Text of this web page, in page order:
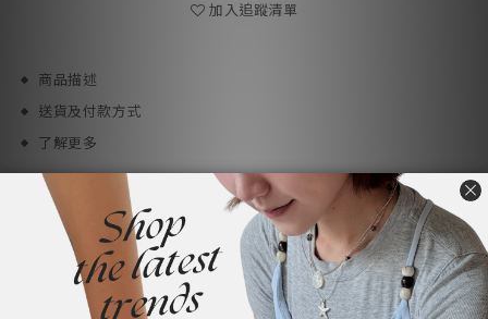
加入追蹤清單
商品描述
送貨及付款方式
了解更多
商品描述